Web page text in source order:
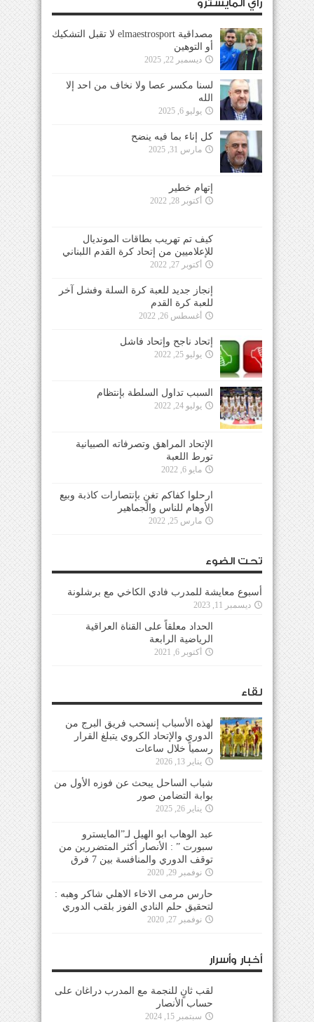
رأي المايسترو
مصداقية elmaestrosport لا تقبل التشكيك
أو التوهين
ديسمبر 22, 2025
لسنا مكسر عصا ولا نخاف من احد إلا
الله
يوليو 6, 2025
كل إناء بما فيه ينضح
مارس 31, 2025
إتهام خطير
أكتوبر 28, 2022
كيف تم تهريب بطاقات المونديال
للإعلاميين من إتحاد كرة القدم اللبناني
أكتوبر 27, 2022
إنجاز جديد للعبة كرة السلة وفشل آخر
للعبة كرة القدم
أغسطس 26, 2022
إتحاد ناجح وإتحاد فاشل
يوليو 25, 2022
السبب تداول السلطة بإنتظام
يوليو 24, 2022
الإتحاد المراهق وتصرفاته الصبيانية
تورط اللعبة
مايو 6, 2022
ارحلوا كفاكم تغنٍ بإنتصارات كاذبة وبيع
الأوهام للناس والجماهير
مارس 25, 2022
تحت الضوء
أسبوع معايشة للمدرب فادي الكاخي مع برشلونة
ديسمبر 11, 2023
الحداد معلقاً على القناة العراقية
الرياضية الرابعة
أكتوبر 6, 2021
لقاء
لهذه الأسباب إنسحب فريق البرج من
الدوري والإتحاد الكروي يتبلغ القرار
رسمياً خلال ساعات
يناير 13, 2026
شباب الساحل يبحث عن فوزه الأول من
بوابة التضامن صور
يناير 26, 2025
عبد الوهاب ابو الهيل لـ”المايسترو
سبورت ” : الأنصار أكثر المتضررين من
توقف الدوري والمنافسة بين 7 فرق
نوفمبر 29, 2020
حارس مرمى الاخاء الاهلي شاكر وهبه :
لتحقيق حلم النادي الفوز بلقب الدوري
نوفمبر 27, 2020
أخبار وأسرار
لقب ثانٍ للنجمة مع المدرب دراغان على
حساب الأنصار
سبتمبر 15, 2024